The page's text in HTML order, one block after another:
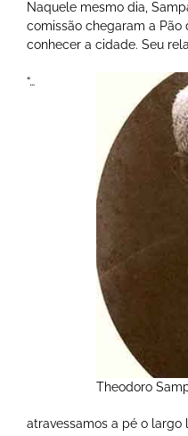
Naquele mesmo dia,
comissão chegaram a
conhecer a cidade. Seu
Theodoro
“…
atravessamos a pé o largo